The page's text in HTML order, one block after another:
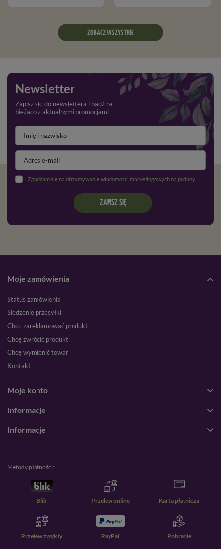
ZOBACZ WSZYSTKIE
Newsletter
Zapisz się do newslettera i bądź na
bieżąco z aktualnymi promocjami
Zgadzam się na otrzymywanie wiadomości marketingowych na podany adres e-mail oraz przetwarzanie danych osobowych zgodnie z
ZAPISZ SIĘ
Moje zamówienia
Status zamówienia
Śledzenie przesyłki
Chcę zareklamować produkt
Chcę zwrócić produkt
Chcę wymienić towar
Kontakt
Moje konto
Informacje
Informacje
Metody płatności:
Blik Przelew online Karta płatnicza
Przelew zwykły PayPal Pobranie